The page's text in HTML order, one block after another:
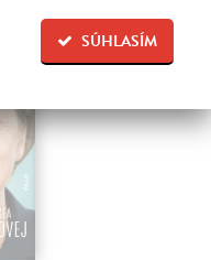
SÚHLASÍM